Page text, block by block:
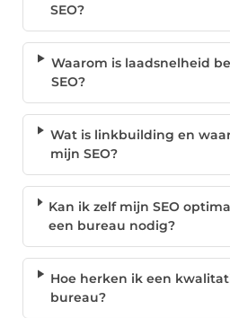
SEO?
Waarom is laadsnelheid
SEO?
Wat is linkbuilding en
mijn SEO?
Kan ik zelf mijn SEO
een bureau nodig?
Hoe herken ik een
bureau?